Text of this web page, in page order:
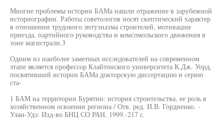
Многие проблемы истории БАМа нашли отражение в зарубежной
историографии. Работы советологов носят скептический характер
в отношении трудового энтузиазма строителей, мотивации
приезда, партийного руководства и комсомольского движения в
зоне магистрали.3
Одним из наиболее заметных исследователей на современном
этапе является профессор Клайтонского университета К.Дж. Уорд,
посвятивший истории БАМа докторскую диссертацию и серию
ста-
1 БАМ на территории Бурятии: история строительства, ее роль в
хозяйственном освоении региона / Отв. ред. И.В. Гордиенко. -
Улан-Удэ: Изд-во БНЦ СО РАН, 1999.-217 с.